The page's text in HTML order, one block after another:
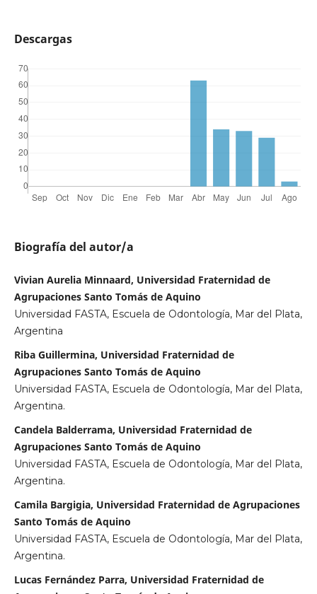
Descargas
Biografía del autor/a
Vivian Aurelia Minnaard, Universidad Fraternidad de
Agrupaciones Santo Tomás de Aquino
Universidad FASTA, Escuela de Odontología, Mar del Plata,
Argentina
Riba Guillermina, Universidad Fraternidad de
Agrupaciones Santo Tomás de Aquino
Universidad FASTA, Escuela de Odontología, Mar del Plata,
Argentina.
Candela Balderrama, Universidad Fraternidad de
Agrupaciones Santo Tomás de Aquino
Universidad FASTA, Escuela de Odontología, Mar del Plata,
Argentina.
Camila Bargigia, Universidad Fraternidad de Agrupaciones
Santo Tomás de Aquino
Universidad FASTA, Escuela de Odontología, Mar del Plata,
Argentina.
Lucas Fernández Parra, Universidad Fraternidad de